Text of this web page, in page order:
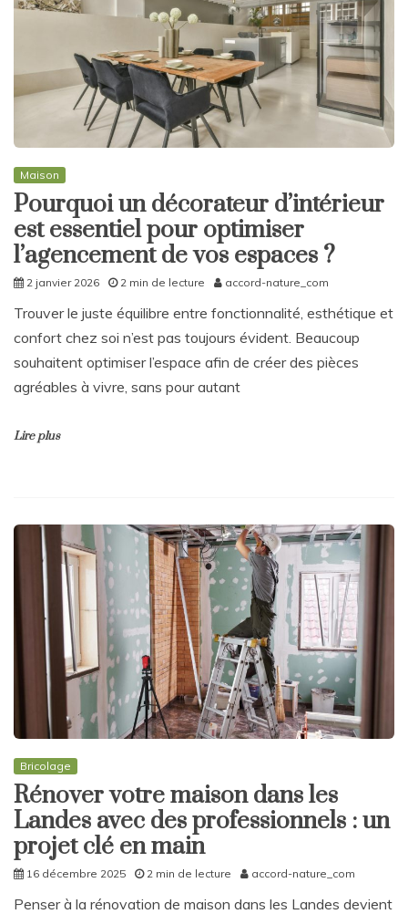
Maison
Pourquoi un décorateur d’intérieur
est essentiel pour optimiser
l’agencement de vos espaces ?
2 janvier 2026 2 min de lecture accord-nature_com
Trouver le juste équilibre entre fonctionnalité, esthétique et
confort chez soi n’est pas toujours évident. Beaucoup
souhaitent optimiser l’espace afin de créer des pièces
agréables à vivre, sans pour autant
Lire plus
Bricolage
Rénover votre maison dans les
Landes avec des professionnels : un
projet clé en main
16 décembre 2025 2 min de lecture accord-nature_com
Penser à la rénovation de maison dans les Landes devient